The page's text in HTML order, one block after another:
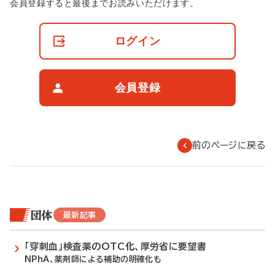
非
会員登録すると最後までお読みいただけます。
ログイン
会員登録
前のページに戻る
団体 最新記事
「穿刺血」検査薬のOTC化、厚労省に要望書
NPhA、薬剤師による補助の明確化も